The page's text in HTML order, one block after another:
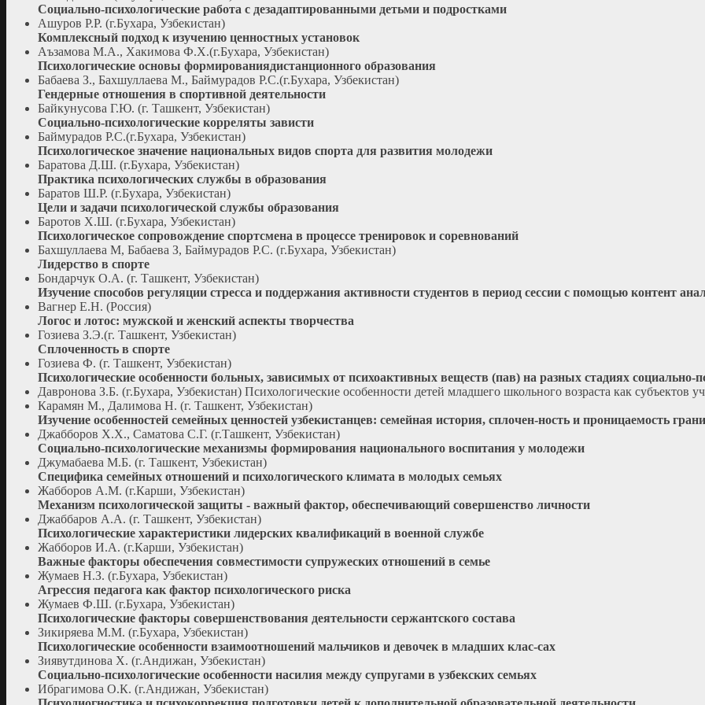
Социально-психологические работа с дезадаптированными детьми и подростками
Ашуров Р.Р. (г.Бухара, Узбекистан)
Комплексный подход к изучению ценностных установок
Аъзамова М.А., Хакимова Ф.Х.(г.Бухара, Узбекистан)
Психологические основы формированиядистанционного образования
Бабаева З., Бахшуллаева М., Баймурадов Р.С.(г.Бухара, Узбекистан)
Гендерные отношения в спортивной деятельности
Байкунусова Г.Ю. (г. Ташкент, Узбекистан)
Социально-психологические корреляты зависти
Баймурадов Р.С.(г.Бухара, Узбекистан)
Психологическое значение национальных видов спорта для развития молодежи
Баратова Д.Ш. (г.Бухара, Узбекистан)
Практика психологических службы в образования
Баратов Ш.Р. (г.Бухара, Узбекистан)
Цели и задачи психологической службы образования
Баротов Х.Ш. (г.Бухара, Узбекистан)
Психологическое сопровождение спортсмена в процессе тренировок и соревнований
Бахшуллаева М, Бабаева З, Баймурадов Р.С. (г.Бухара, Узбекистан)
Лидерство в спорте
Бондарчук О.А. (г. Ташкент, Узбекистан)
Изучение способов регуляции стресса и поддержания активности студентов в период сессии с помощью контент
Вагнер Е.Н. (Россия)
Логос и лотос: мужской и женский аспекты творчества
Гозиева З.Э.(г. Ташкент, Узбекистан)
Сплоченность в спорте
Гозиева Ф. (г. Ташкент, Узбекистан)
Психологические особенности больных, зависимых от психоактивных веществ (пав) на разных стадиях социально-
Давронова З.Б. (г.Бухара, Узбекистан) Психологические особенности детей младшего школьного возраста как субъектов
Карамян М., Далимова Н. (г. Ташкент, Узбекистан)
Изучение особенностей семейных ценностей узбекистанцев: семейная история, сплочен-ность и проницаемость
Джабборов Х.Х., Саматова С.Г. (г.Ташкент, Узбекистан)
Социально-психологические механизмы формирования национального воспитания у молодежи
Джумабаева М.Б. (г. Ташкент, Узбекистан)
Специфика семейных отношений и психологического климата в молодых семьях
Жабборов А.М. (г.Карши, Узбекистан)
Механизм психологической защиты - важный фактор, обеспечивающий совершенство личности
Джаббаров А.А. (г. Ташкент, Узбекистан)
Психологические характеристики лидерских квалификаций в военной службе
Жабборов И.А. (г.Карши, Узбекистан)
Важные факторы обеспечения совместимости супружеских отношений в семье
Жумаев Н.З. (г.Бухара, Узбекистан)
Агрессия педагога как фактор психологического риска
Жумаев Ф.Ш. (г.Бухара, Узбекистан)
Психологические факторы совершенствования деятельности сержантского состава
Зикиряева М.М. (г.Бухара, Узбекистан)
Психологические особенности взаимоотношений мальчиков и девочек в младших клас-сах
Зиявутдинова Х. (г.Андижан, Узбекистан)
Социально-психологические особенности насилия между супругами в узбекских семьях
Ибрагимова О.К. (г.Андижан, Узбекистан)